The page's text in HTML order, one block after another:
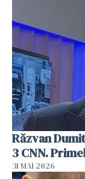
Răzvan
3 CNN.
31 MAI 2026